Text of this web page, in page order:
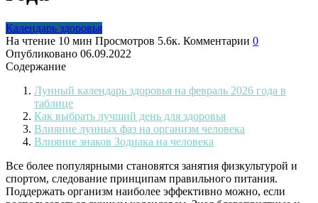
Календарь здоровья
На чтение 10 мин Просмотров 5.6к. Комментарии 0
Опубликовано 06.09.2022
Содержание
Лунный календарь здоровья на февраль 2026 года в
таблице
Как выбрать лучший день для здоровья
Влияние лунных фаз на организм человека
Влияние знаков Зодиака на человека
Все более популярными становятся занятия физкультурой и
спортом, следование принципам правильного питания.
Поддержать организм наиболее эффективно можно, если